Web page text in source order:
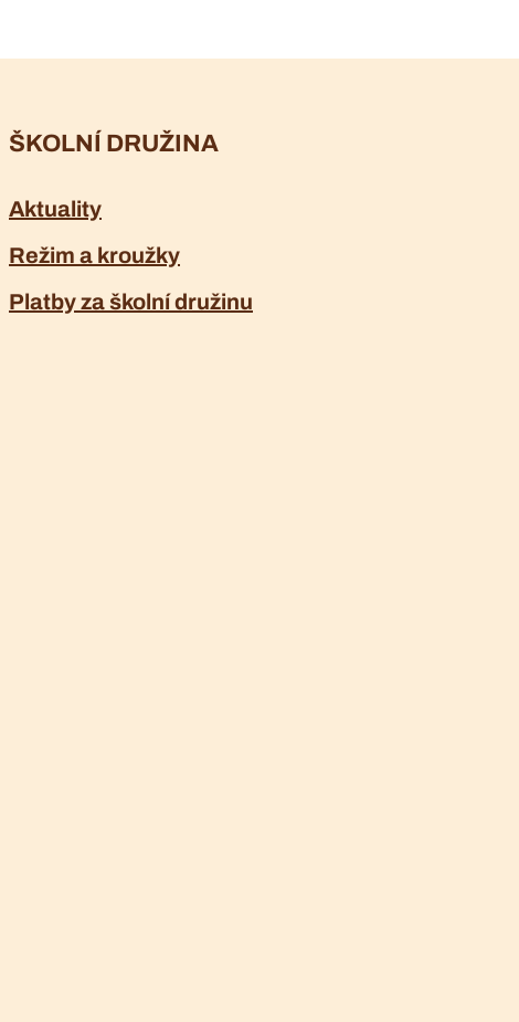
ŠKOLNÍ DRUŽINA
Aktuality
Režim a kroužky
Platby za školní družinu